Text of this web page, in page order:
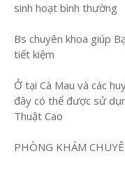
sinh hoạt bình thường
Bs chuyên khoa giúp
tiết kiệm
Ở tại Cà Mau và các
đây có thể được sử
Thuật Cao
PHÒNG KHÁM